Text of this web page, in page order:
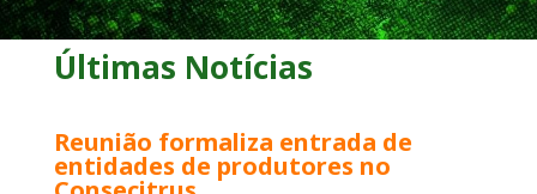
Últimas Notícias
Reunião formaliza entrada de
entidades de produtores no